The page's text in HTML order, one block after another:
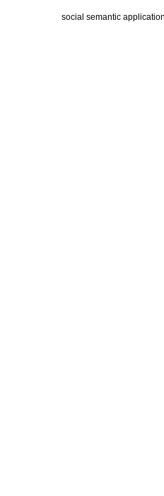
social semantic